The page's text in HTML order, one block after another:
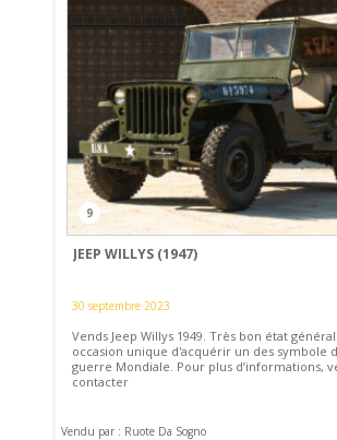
9
JEEP WILLYS (1947)
30 septembre 2023
Vends Jeep Willys 1949. Très bon état
occasion unique d'acquérir un des symbole
guerre Mondiale. Pour plus d’informations,
contacter
Vendu par : Ruote Da Sogno